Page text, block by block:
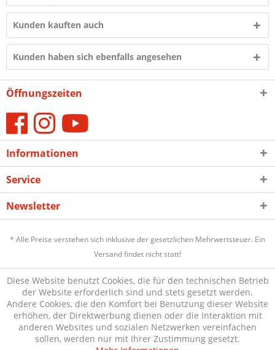
Kunden kauften auch
Kunden haben sich ebenfalls angesehen
Öffnungszeiten
Informationen
Service
Newsletter
* Alle Preise verstehen sich inklusive der gesetzlichen Mehrwertsteuer. Ein
Versand findet nicht statt!
Diese Website benutzt Cookies, die für den technischen Betrieb
der Website erforderlich sind und stets gesetzt werden.
Andere Cookies, die den Komfort bei Benutzung dieser Website
erhöhen, der Direktwerbung dienen oder die Interaktion mit
anderen Websites und sozialen Netzwerken vereinfachen
sollen, werden nur mit Ihrer Zustimmung gesetzt.